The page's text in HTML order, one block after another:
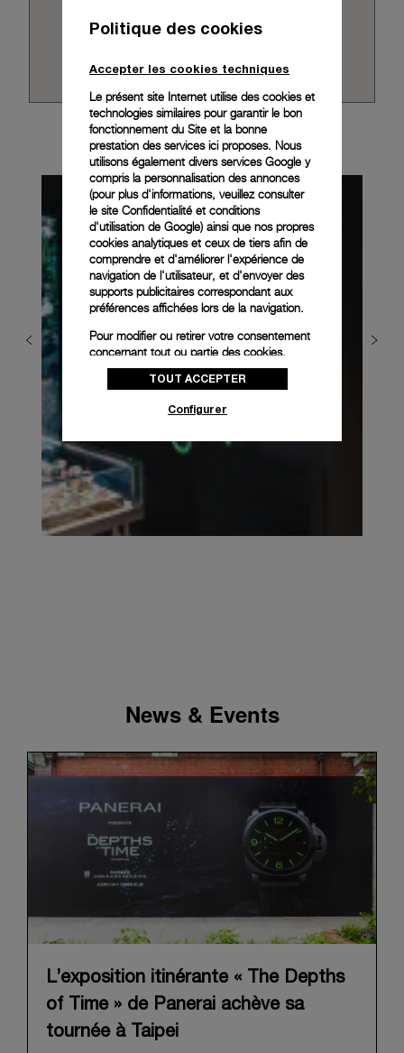
News & Events
L’exposition itinérante « The Depths
of Time » de Panerai achève sa
tournée à Taipei
Politique des cookies
Accepter les cookies techniques
Le présent site Internet utilise des cookies et
technologies similaires pour garantir le bon
fonctionnement du Site et la bonne
prestation des services ici proposes. Nous
utilisons également divers services Google y
compris la personnalisation des annonces
(pour plus d'informations, veuillez consulter
le site Confidentialité et conditions
d'utilisation de Google) ainsi que nos propres
cookies analytiques et ceux de tiers afin de
comprendre et d'améliorer l'expérience de
navigation de l'utilisateur, et d'envoyer des
supports publicitaires correspondant aux
préférences affichées lors de la navigation.
Pour modifier ou retirer votre consentement
concernant tout ou partie des cookies,
cliquez sur « Configurer » ou consultez notre
politique des cookiespour obtenir plus
donnez votre consentement pour l’utilisation
des cookies susmentionnés
En cliquant sur « Tout refuser », vous
donnez votre consentement uniquement
pour l’utilisation des cookies techniques.
TOUT ACCEPTER
Configurer